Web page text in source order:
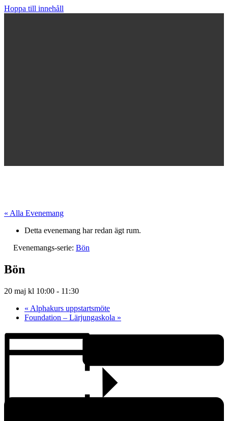
Hoppa till innehåll
« Alla Evenemang
Detta evenemang har redan ägt rum.
Evenemangs-serie: Bön
Bön
20 maj kl 10:00 - 11:30
« Alphakurs uppstartsmöte
Foundation – Lärjungaskola »